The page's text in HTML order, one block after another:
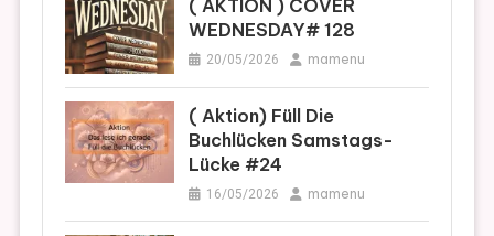
( AKTION ) COVER
WEDNESDAY# 128
20/05/2026 mamenu
( Aktion) Füll Die
Buchlücken Samstags-
Lücke #24
16/05/2026 mamenu